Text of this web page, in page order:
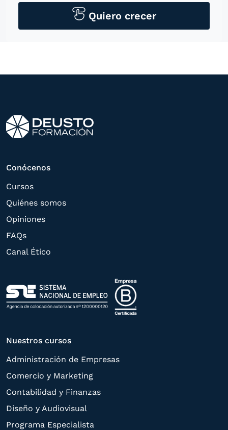
tecnológicos, incluso aplicaciones de
mensajería instantánea, con el fin de
otros directamente relacionados con el
correspondiente. Compartiremos su
solicitud con las empresas que conforman
estas puedan hacerle llegar la mejor
oferta de productos y servicios de acuerdo
a su petición. Quedan reconocidos los
Quiero crecer
Conócenos
Cursos
Quiénes somos
Opiniones
FAQs
Canal Ético
Nuestros cursos
Administración de Empresas
Comercio y Marketing
Contabilidad y Finanzas
Diseño y Audiovisual
Programa Especialista